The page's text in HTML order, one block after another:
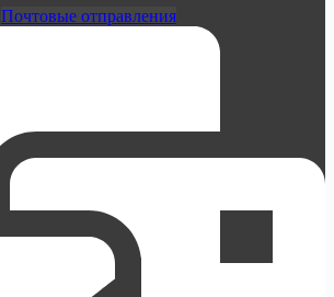
Почтовые отправления